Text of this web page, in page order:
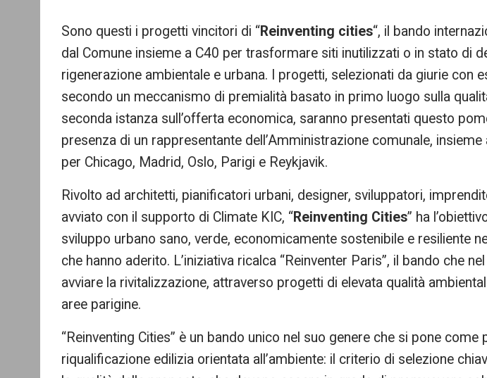
Sono questi i progetti vincitori di “Reinventing cities“, il bando
dal Comune insieme a C40 per trasformare siti inutilizzati o in stato di
rigenerazione ambientale e urbana. I progetti, selezionati da giurie con
secondo un meccanismo di premialità basato in primo luogo sulla
seconda istanza sull’offerta economica, saranno presentati questo
presenza di un rappresentante dell’Amministrazione comunale,
per Chicago, Madrid, Oslo, Parigi e Reykjavik.
Rivolto ad architetti, pianificatori urbani, designer, sviluppatori,
avviato con il supporto di Climate KIC, “Reinventing Cities” ha
sviluppo urbano sano, verde, economicamente sostenibile e resiliente
che hanno aderito. L’iniziativa ricalca “Reinventer Paris”, il bando che
avviare la rivitalizzazione, attraverso progetti di elevata qualità
aree parigine.
“Reinventing Cities” è un bando unico nel suo genere che si pone come
riqualificazione edilizia orientata all’ambiente: il criterio di selezione